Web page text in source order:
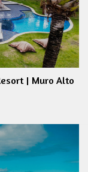
| Muro Alto